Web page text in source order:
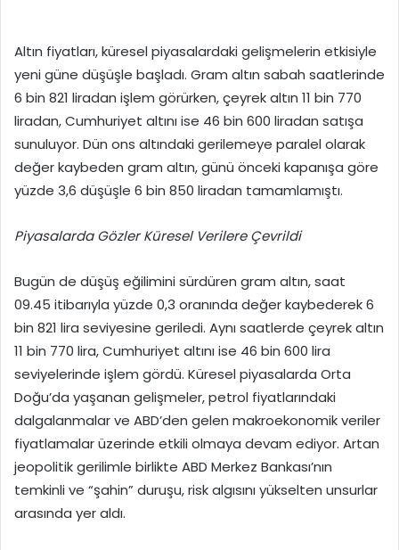
Altın fiyatları, küresel piyasalardaki gelişmelerin etkisiyle
yeni güne düşüşle başladı. Gram altın sabah saatlerinde
6 bin 821 liradan işlem görürken, çeyrek altın 11 bin 770
liradan, Cumhuriyet altını ise 46 bin 600 liradan satışa
sunuluyor. Dün ons altındaki gerilemeye paralel olarak
değer kaybeden gram altın, günü önceki kapanışa göre
yüzde 3,6 düşüşle 6 bin 850 liradan tamamlamıştı.
Piyasalarda Gözler Küresel Verilere Çevrildi
Bugün de düşüş eğilimini sürdüren gram altın, saat
09.45 itibarıyla yüzde 0,3 oranında değer kaybederek 6
bin 821 lira seviyesine geriledi. Aynı saatlerde çeyrek altın
11 bin 770 lira, Cumhuriyet altını ise 46 bin 600 lira
seviyelerinde işlem gördü. Küresel piyasalarda Orta
Doğu’da yaşanan gelişmeler, petrol fiyatlarındaki
dalgalanmalar ve ABD’den gelen makroekonomik veriler
fiyatlamalar üzerinde etkili olmaya devam ediyor. Artan
jeopolitik gerilimle birlikte ABD Merkez Bankası’nın
temkinli ve “şahin” duruşu, risk algısını yükselten unsurlar
arasında yer aldı.